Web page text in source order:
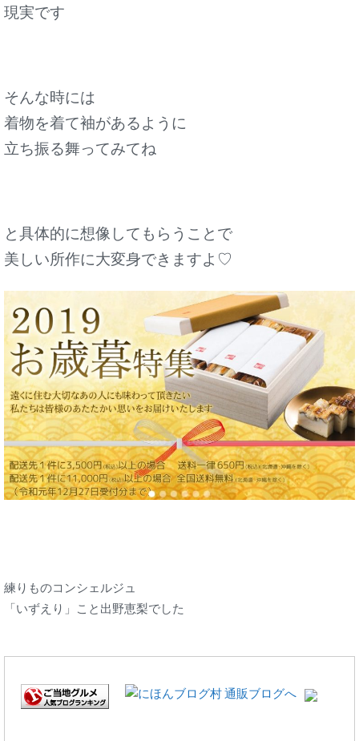
現実です
そんな時には
着物を着て袖があるように
立ち振る舞ってみてね
と具体的に想像してもらうことで
美しい所作に大変身できますよ♡
練りものコンシェルジュ
「いずえり」こと出野恵梨でした